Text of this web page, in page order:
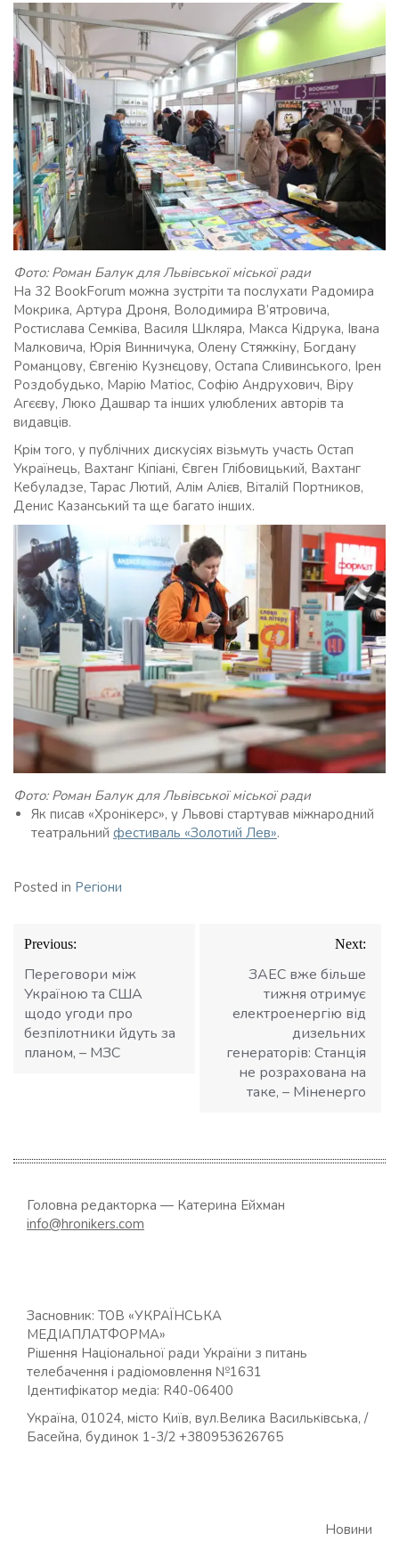
Фото: Роман Балук для Львівської міської ради
На 32 BookForum можна зустріти та послухати Радомира
Мокрика, Артура Дроня, Володимира В’ятровича,
Ростислава Семківа, Василя Шкляра, Макса Кідрука, Івана
Малковича, Юрія Винничука, Олену Стяжкіну, Богдану
Романцову, Євгенію Кузнєцову, Остапа Сливинського, Ірен
Роздобудько, Марію Матіос, Софію Андрухович, Віру
Агєєву, Люко Дашвар та інших улюблених авторів та
видавців.
Крім того, у публічних дискусіях візьмуть участь Остап
Українець, Вахтанг Кіпіані, Євген Глібовицький, Вахтанг
Кебуладзе, Тарас Лютий, Алім Алієв, Віталій Портников,
Денис Казанський та ще багато інших.
Фото: Роман Балук для Львівської міської ради
Як писав «Хронікерс», у Львові стартував міжнародний
театральний фестиваль «Золотий Лев».
Posted in Регіони
Навігація
записів
Previous:
Переговори між
Україною та США
щодо угоди про
безпілотники йдуть за
планом, – МЗС
Next:
ЗАЕС вже більше
тижня отримує
електроенергію від
дизельних
генераторів: Станція
не розрахована на
таке, – Міненерго
Головна редакторка — Катерина Ейхман
info@hronikers.com
Засновник: ТОВ «УКРАЇНСЬКА
МЕДІАПЛАТФОРМА»
Рішення Національної ради України з питань
телебачення і радіомовлення №1631
Ідентифікатор медіа: R40-06400
Україна, 01024, місто Київ, вул.Велика Васильківська, /
Басейна, будинок 1-3/2 +380953626765
Новини